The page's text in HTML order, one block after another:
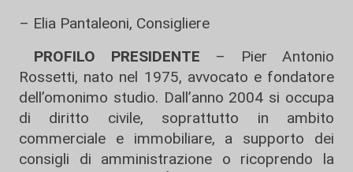
– Elia Pantaleoni, Consigliere
PROFILO PRESIDENTE – Pier Antonio
Rossetti, nato nel 1975, avvocato e fondatore
dell’omonimo studio. Dall’anno 2004 si occupa
di diritto civile, soprattutto in ambito
commerciale e immobiliare, a supporto dei
consigli di amministrazione o ricoprendo la